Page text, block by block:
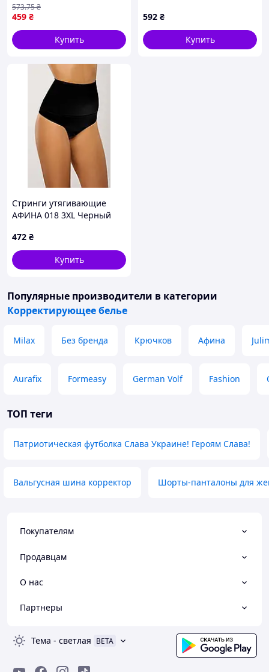
вставкой (2139) Бежевый,
38 ton_13
459 ₴
573.75₴
Купить
592 ₴
Купить
Стринги утягивающие
АФИНА 018 3XL Черный
472 ₴
Купить
Популярные производители в категории
Корректирующее белье
Milax Без бренда Крючков Афина
Aurafix Formeasy German Volf Fashion
ТОП теги
Патриотическая футболка Слава Украине! Героям Слава!
Вальгусная шина корректор Шорты-панталоны для
Покупателям
Продавцам
О нас
Партнеры
Тема - светлая BETA